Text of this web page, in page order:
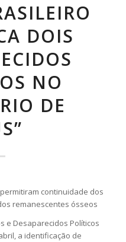
DOIS
NO
DE
continuidade dos
remanescentes ósseos
e Desaparecidos Políticos
a identificação de